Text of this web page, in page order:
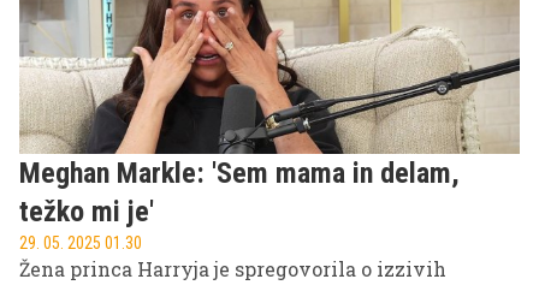
Meghan Markle: 'Sem mama in delam,
težko mi je'
29. 05. 2025 01.30
Žena princa Harryja je spregovorila o izzivih